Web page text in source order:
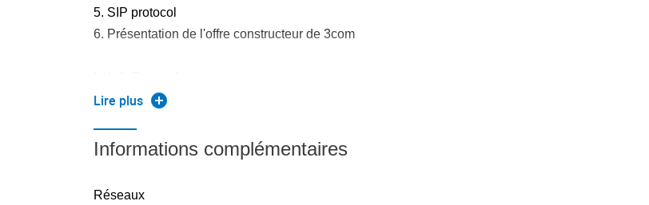
5. SIP protocol
6. Présentation de l'offre constructeur de 3com
Vision du monde industriel :
Lire plus
Informations complémentaires
Réseaux